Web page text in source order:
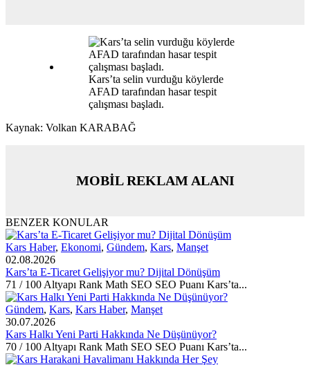
Kars’ta selin vurduğu köylerde
AFAD tarafından hasar tespit
çalışması başladı.
Kaynak: Volkan KARABAĞ
MOBİL REKLAM ALANI
BENZER KONULAR
Kars Haber, Ekonomi, Gündem, Kars, Manşet
02.08.2026
Kars’ta E-Ticaret Gelişiyor mu? Dijital Dönüşüm
71 / 100 Altyapı Rank Math SEO SEO Puanı Kars’ta...
Gündem, Kars, Kars Haber, Manşet
30.07.2026
Kars Halkı Yeni Parti Hakkında Ne Düşünüyor?
70 / 100 Altyapı Rank Math SEO SEO Puanı Kars’ta...